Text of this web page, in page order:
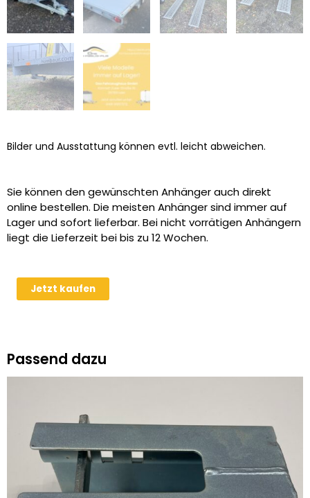
Bilder und Ausstattung können evtl. leicht abweichen.
Sie können den gewünschten Anhänger auch direkt
online bestellen. Die meisten Anhänger sind immer auf
Lager und sofort lieferbar. Bei nicht vorrätigen Anhängern
liegt die Lieferzeit bei bis zu 12 Wochen.
Humbaur
Universal
Ausstellungsstück
Menge
Jetzt kaufen
Passend dazu